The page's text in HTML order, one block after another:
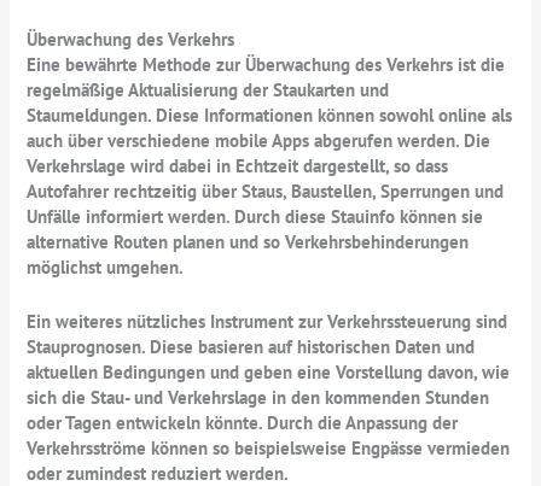
Überwachung des Verkehrs
Eine bewährte Methode zur Überwachung des Verkehrs ist die
regelmäßige Aktualisierung der Staukarten und
Staumeldungen. Diese Informationen können sowohl online als
auch über verschiedene mobile Apps abgerufen werden. Die
Verkehrslage wird dabei in Echtzeit dargestellt, so dass
Autofahrer rechtzeitig über Staus, Baustellen, Sperrungen und
Unfälle informiert werden. Durch diese Stauinfo können sie
alternative Routen planen und so Verkehrsbehinderungen
möglichst umgehen.
Ein weiteres nützliches Instrument zur Verkehrssteuerung sind
Stauprognosen. Diese basieren auf historischen Daten und
aktuellen Bedingungen und geben eine Vorstellung davon, wie
sich die Stau- und Verkehrslage in den kommenden Stunden
oder Tagen entwickeln könnte. Durch die Anpassung der
Verkehrsströme können so beispielsweise Engpässe vermieden
oder zumindest reduziert werden.